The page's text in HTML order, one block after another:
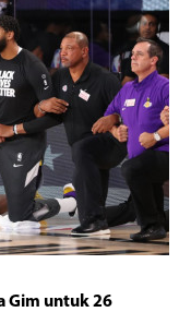
Gim untuk 26